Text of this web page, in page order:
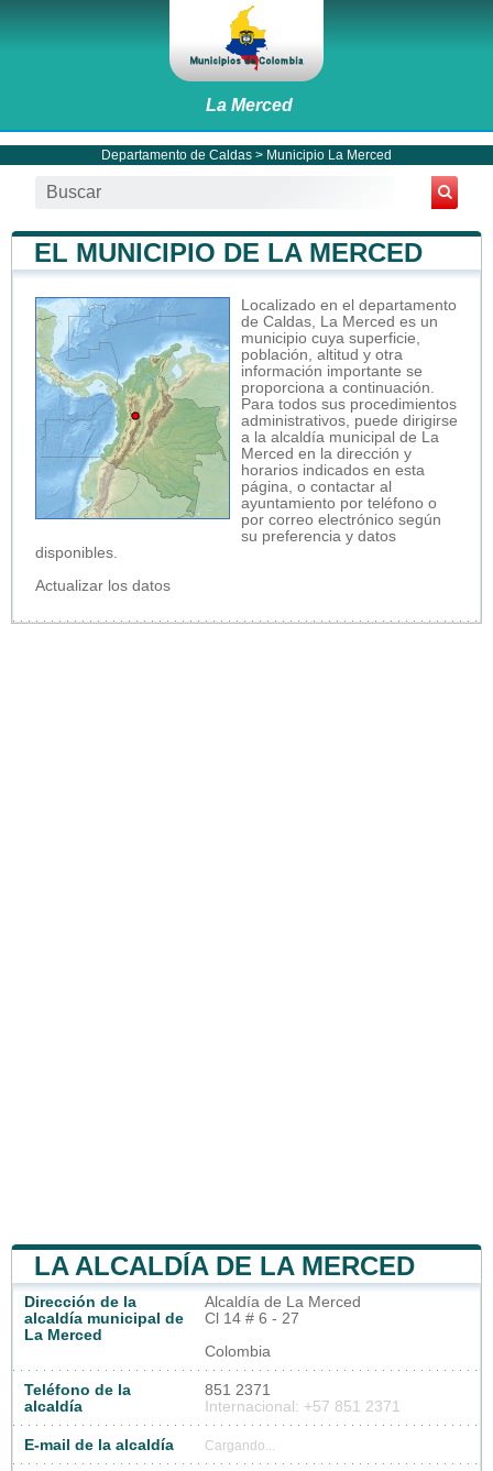
La Merced
Departamento de Caldas > Municipio La Merced
EL MUNICIPIO DE LA MERCED
Localizado en el departamento
de Caldas, La Merced es un
municipio cuya superficie,
población, altitud y otra
información importante se
proporciona a continuación.
Para todos sus procedimientos
administrativos, puede dirigirse
a la alcaldía municipal de La
Merced en la dirección y
horarios indicados en esta
página, o contactar al
ayuntamiento por teléfono o
por correo electrónico según
su preferencia y datos
disponibles.
Actualizar los datos
LA ALCALDÍA DE LA MERCED
Dirección de la
alcaldía municipal de
La Merced
Alcaldía de La Merced
Cl 14 # 6 - 27
Colombia
Teléfono de la
alcaldía
851 2371
Internacional: +57 851 2371
E-mail de la alcaldía Cargando...